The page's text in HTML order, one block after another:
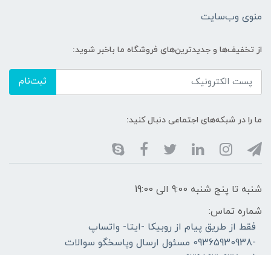
منوی وب‌سایت
از تخفیف‌ها و جدیدترین‌های فروشگاه ما باخبر شوید:
ثبت‌نام
ما را در شبکه‌های اجتماعی دنبال کنید:
شنبه تا پنج شنبه 9:00 الی 19:00
شماره تماس:
فقط از طریق پیام از روبیکا -ایتا- واتساپ
-09365930938 مسئول ارسال وپاسخگو سوالات